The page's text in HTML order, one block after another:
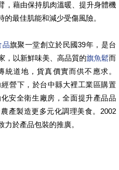
，藉由保持肌肉溫暖、提升身體機
最佳肌能和減少受傷風險。
品旗聚一堂創立於民國39年，是台
，以新鮮味美、高品質的旗魚鬆而
道地，貨真價實而供不應求。
營下，於台中縣大裡工業區購置
安全衛生廠房，全面提升產品品
產製造更多元化調理美食。2002
於產品包裝的推廣。